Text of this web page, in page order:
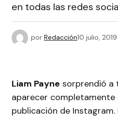
en todas las redes
por Redacción10 julio, 2019
Liam Payne sorprendió a
aparecer completamente
publicación de Instagram.